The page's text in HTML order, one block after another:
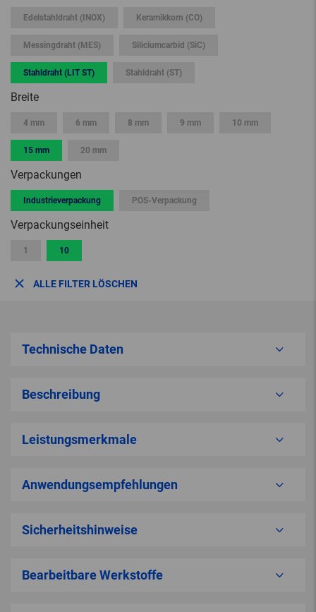
Edelstahldraht (INOX) Keramikkorn (CO)
Messingdraht (MES) Siliciumcarbid (SiC)
Stahldraht (LIT ST) Stahldraht (ST)
Breite
4 mm 6 mm 8 mm 9 mm 10 mm
15 mm 20 mm
Verpackungen
Industrieverpackung POS-Verpackung
Verpackungseinheit
1 10
ALLE FILTER LÖSCHEN
Technische Daten
Beschreibung
Leistungsmerkmale
Anwendungsempfehlungen
Sicherheitshinweise
Bearbeitbare Werkstoffe